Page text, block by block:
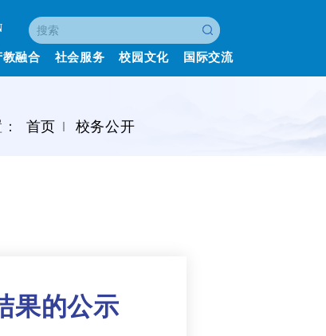
教融合 社会服务 校园文化 国际交流
首页 校务公开
果的公示